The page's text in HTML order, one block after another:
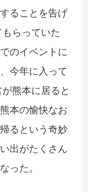
ることを告げ
らっていた
のイベントに
今年に入って
熊本に居ると
本の愉快なお
るという奇妙
出がたくさん
った。